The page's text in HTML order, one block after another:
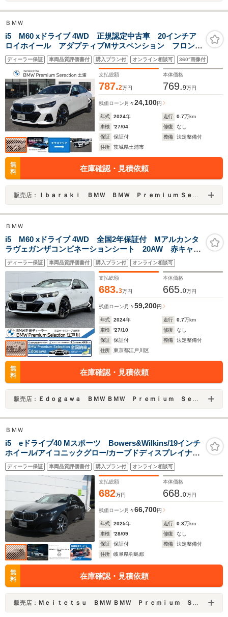
ＢＭＷ
i5 M60 xドライブ 4WD 正規認定中古車 20インチア
ロイホイール アダプティブMサスペンション フロント
シートエアコン フロント・リアシートヒーター クラ
フテッドガラスフィニッシュ カーボンファイバートリ
ディーラー保証 車両品質評価書付 購入プラン付 オンライン相談可 360°画像付
支払総額
787.2万円
本体価格
769.9万円
残価ローン 月々24,100円
年式 2024年 走行 0.7万km
車検
'27/04 修復
なし
保証
保証付 整備
法定整備付
住所
茨城県土浦市
無
料
在庫確認・見積依頼
販売店： Ｉｂａｒａｋｉ ＢＭＷ ＢＭＷ Ｐｒｅｍｉｕｍ Ｓｅｌｅｃｔｉｏｎ 土浦／（株）モトーレンレピオ
ＢＭＷ
i5 M60 xドライブ 4WD 全国2年保証付 Mアルカンタ
ラヴェガンザコンビネーションシート 20AW 赤キャリ
パ Mシートベルト アダプティブMサスペンションプ
ロ ACC ハンズオフ シートヒーター 地デジTV
harman/kardon AppleCarPlay
ディーラー保証 車両品質評価書付 購入プラン付 オンライン相談可
支払総額
683.3万円
本体価格
665.0万円
残価ローン 月々59,200円
年式 2024年 走行 0.7万km
車検
'27/10 修復
なし
保証
保証付 整備
法定整備付
住所
東京都江戸川区
無
料
在庫確認・見積依頼
販売店： Ｅｄｏｇａｗａ ＢＭＷ ＢＭＷ Ｐｒｅｍｉｕｍ Ｓｅｌｅｃｔｉｏｎ 江戸川
ＢＭＷ
i5 eドライブ40 Mスポーツ Bowers&Wilkins/19インチ
ホイール/アイコニックグロー/カーブドディスプレイナビ/
全方位カメラ/ヘッドアップディスプレイ/禁煙/デモカー
ディーラー保証 車両品質評価書付 購入プラン付 オンライン相談可
支払総額
682万円
本体価格
668.0万円
残価ローン 月々66,700円
年式 2025年 走行 0.3万km
車検
'28/09 修復
なし
保証
保証付 整備
法定整備付
住所
岐阜県羽島郡
無
料
在庫確認・見積依頼
販売店： Ｍｅｉｔｅｔｓｕ ＢＭＷ ＢＭＷ Ｐｒｅｍｉｕｍ Ｓｅｌｅｃｔｉｏｎ 岐阜